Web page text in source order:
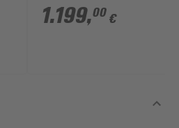
312,6 cm mit 3 mm
Sicherheitsglas
1.199,00 €